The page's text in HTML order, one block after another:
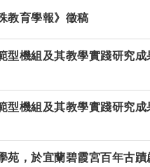
教育學報》徵稿
型機組及其教學實踐研究成
型機組及其教學實踐研究成
苑，於宜蘭碧霞宮百年古